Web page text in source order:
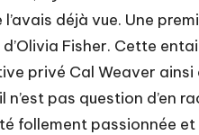
déjà vue. Une
Fisher. Cette
privé Cal Weaver
n’est pas question
follement passionnée